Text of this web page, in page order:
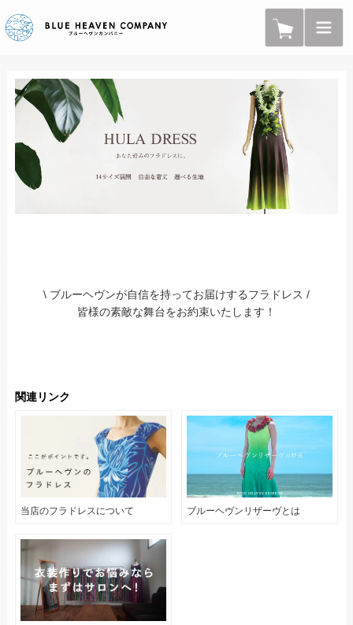
\ ブルーヘヴンが自信を持ってお届けするフラドレス /
皆様の素敵な舞台をお約束いたします！
関連リンク
当店のフラドレスについて ブルーヘヴンリザーヴとは